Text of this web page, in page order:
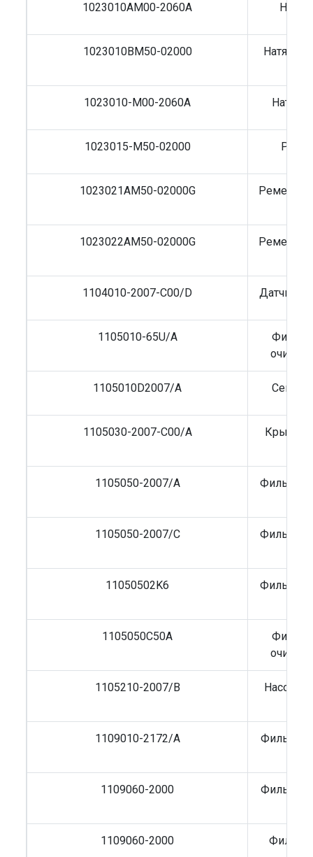
1023010AM00-2060A
1023010BM50-02000
1023010-M00-2060A
1023015-M50-02000
1023021AM50-02000G
Ремень
1023022AM50-02000G Ремень
1104010-2007-C00/D Датчик
1105010-65U/A
Фильтр
1105010D2007/A
1105030-2007-C00/A
Крышка
1105050-2007/A
Фильтр
1105050-2007/C
Фильтр
11050502K6
Фильтр
1105050C50A
Фильтр
1105210-2007/B Насос
1109010-2172/A Фильтр
1109060-2000 Фильтр
1109060-2000 Фильтр